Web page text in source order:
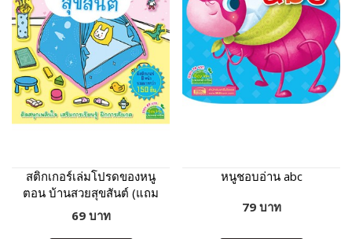
สติกเกอร์เล่มโปรดของหนู
ตอน บ้านสวยสุขสันต์ (แถม
ฟรี! สติกเกอร์กว่า 150 ชิ้น)
69 บาท
หนูชอบอ่าน abc
79 บาท